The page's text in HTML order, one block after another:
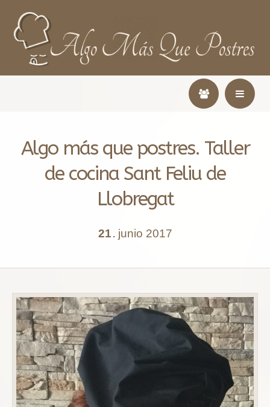
Algo más que postres. Taller
de cocina Sant Feliu de
Llobregat
21 . junio 2017